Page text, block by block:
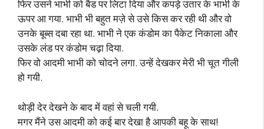
फिर उसने भाभी को बैड पर लिटा दिया और कपड़े उतार के भाभी के
ऊपर आ गया. भाभी भी बहुत मज़े से उसे किस कर रही थी और वो
उनके बूब्स दबा रहा था. भाभी ने एक कंडोम का पैकेट निकाला और
उसके लंड पर कंडोम चढ़ा दिया.
फिर वो आदमी भाभी को चोदने लगा. उन्हें देखकर मेरी भी चूत गीली
हो गयी.
थोड़ी देर देखने के बाद में वहां से चली गयी.
मगर मैंने उस आदमी को कई बार देखा है आपकी बहू के साथ!